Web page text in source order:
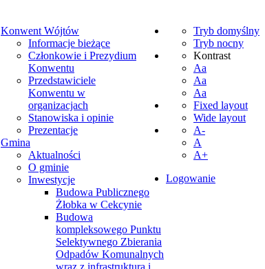
Tryb domyślny
Tryb nocny
Kontrast
Aa
Aa
Aa
Fixed layout
Wide layout
A-
A
A+
Logowanie
Konwent Wójtów
Informacje bieżące
Członkowie i Prezydium
Konwentu
Przedstawiciele
Konwentu w
organizacjach
Stanowiska i opinie
Prezentacje
Gmina
Aktualności
O gminie
Inwestycje
Budowa Publicznego
Żłobka w Cekcynie
Budowa
kompleksowego Punktu
Selektywnego Zbierania
Odpadów Komunalnych
wraz z infrastrukturą i